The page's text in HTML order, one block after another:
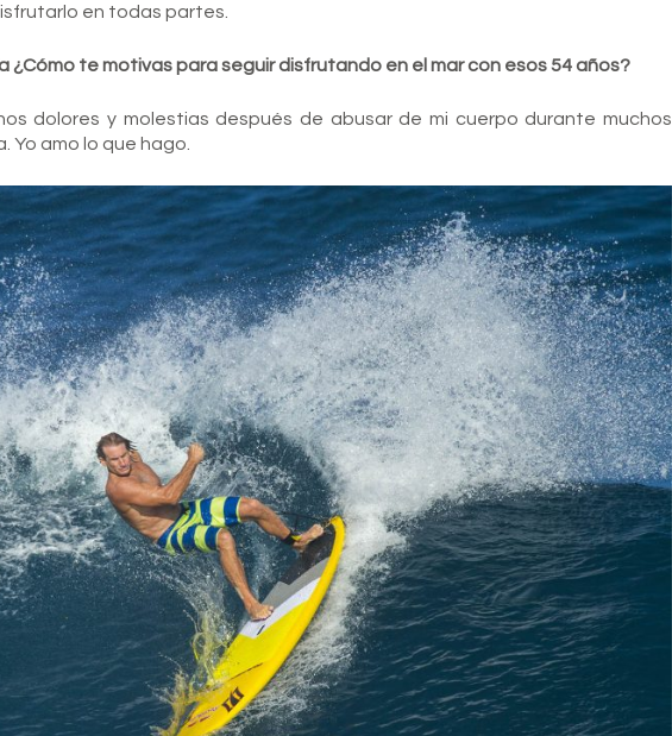
en todas partes.
¿Cómo te motivas para seguir disfrutando en el mar con esos 54 años?
dolores y molestias después de abusar de mi cuerpo durante muchos
Yo amo lo que hago.